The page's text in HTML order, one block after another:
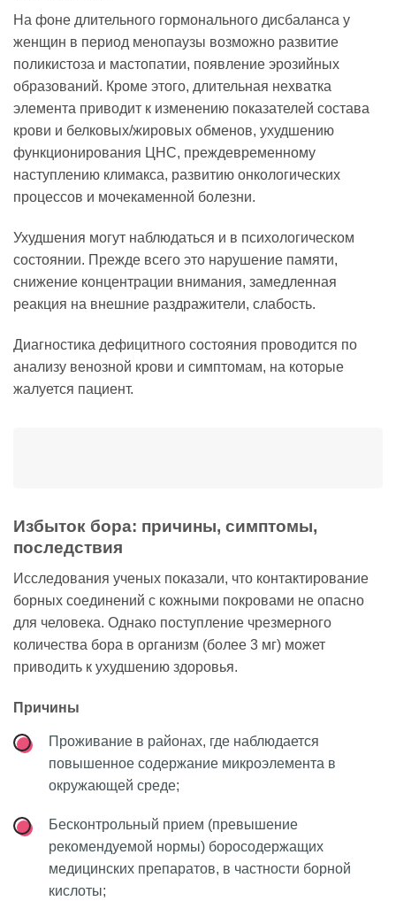
На фоне длительного гормонального дисбаланса у
женщин в период менопаузы возможно развитие
поликистоза и мастопатии, появление эрозийных
образований. Кроме этого, длительная нехватка
элемента приводит к изменению показателей состава
крови и белковых/жировых обменов, ухудшению
функционирования ЦНС, преждевременному
наступлению климакса, развитию онкологических
процессов и мочекаменной болезни.
Ухудшения могут наблюдаться и в психологическом
состоянии. Прежде всего это нарушение памяти,
снижение концентрации внимания, замедленная
реакция на внешние раздражители, слабость.
Диагностика дефицитного состояния проводится по
анализу венозной крови и симптомам, на которые
жалуется пациент.
Избыток бора: причины, симптомы,
последствия
Исследования ученых показали, что контактирование
борных соединений с кожными покровами не опасно
для человека. Однако поступление чрезмерного
количества бора в организм (более 3 мг) может
приводить к ухудшению здоровья.
Причины
Проживание в районах, где наблюдается
повышенное содержание микроэлемента в
окружающей среде;
Бесконтрольный прием (превышение
рекомендуемой нормы) боросодержащих
медицинских препаратов, в частности борной
кислоты;